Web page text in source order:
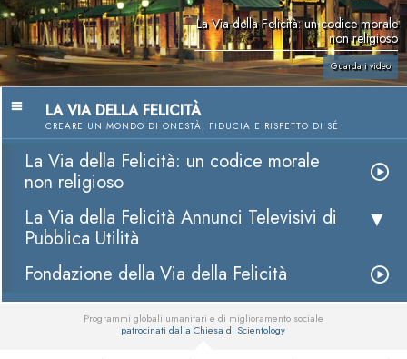
La Via della Felicità: un codice morale
non religioso
Guarda i video
LA VIA DELLA FELICITÀ
CREARE UN MONDO DI ONESTÀ, FIDUCIA E RISPETTO DI SÉ
La Via della Felicità: un codice morale
non religioso
La Via della Felicità Annunci Televisivi di
Pubblica Utilità
Fondazione della Via della Felicità
Programmi globali umanitari e di miglioramento sociale
patrocinati dalla Chiesa di Scientology